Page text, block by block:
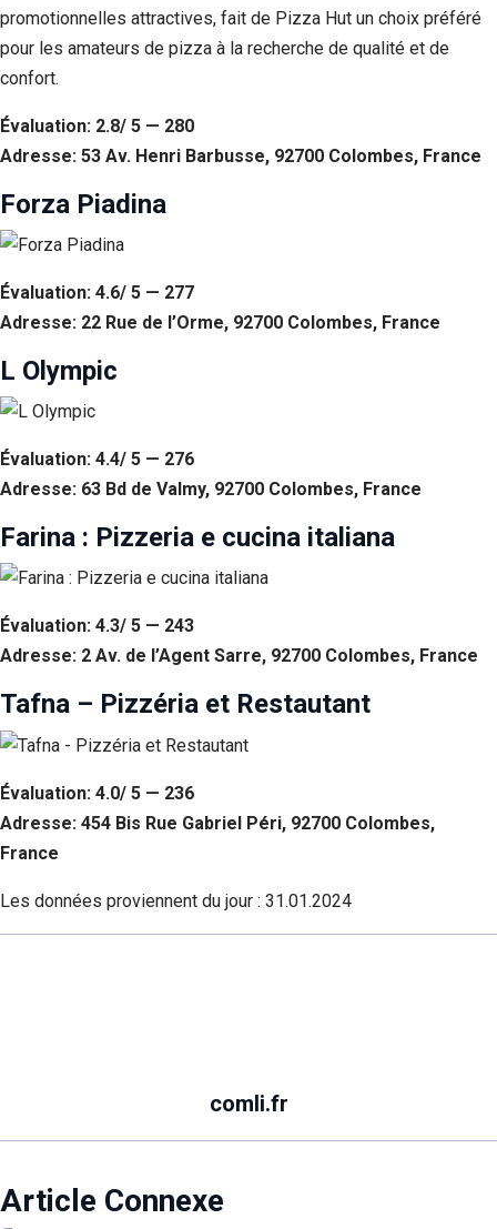
promotionnelles attractives, fait de Pizza Hut un choix préféré
pour les amateurs de pizza à la recherche de qualité et de
confort.
Évaluation: 2.8/ 5 — 280
Adresse: 53 Av. Henri Barbusse, 92700 Colombes, France
Forza Piadina
Évaluation: 4.6/ 5 — 277
Adresse: 22 Rue de l’Orme, 92700 Colombes, France
L Olympic
Évaluation: 4.4/ 5 — 276
Adresse: 63 Bd de Valmy, 92700 Colombes, France
Farina : Pizzeria e cucina italiana
Évaluation: 4.3/ 5 — 243
Adresse: 2 Av. de l’Agent Sarre, 92700 Colombes, France
Tafna – Pizzéria et Restautant
Évaluation: 4.0/ 5 — 236
Adresse: 454 Bis Rue Gabriel Péri, 92700 Colombes,
France
Les données proviennent du jour : 31.01.2024
comli.fr
Article Connexe